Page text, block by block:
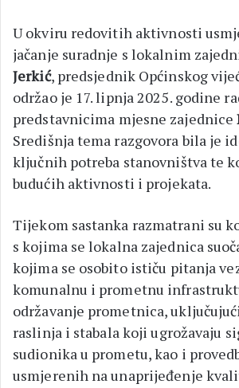
U okviru redovitih aktivnosti
jačanje suradnje s lokalnim
Jerkić, predsjednik Općinskog
održao je 17. lipnja 2025. godine
predstavnicima mjesne zajednice
Središnja tema razgovora bila je
ključnih potreba stanovništva te
budućih aktivnosti i projekata.
Tijekom sastanka razmatrani su
s kojima se lokalna zajednica
kojima se osobito ističu pitanja
komunalnu i prometnu
održavanje prometnica,
raslinja i stabala koji ugrožavaju
sudionika u prometu, kao i
usmjerenih na unaprijeđenje